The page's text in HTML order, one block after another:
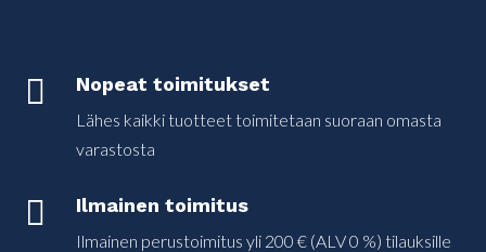
 Nopeat toimitukset
Lähes kaikki tuotteet toimitetaan suoraan omasta
varastosta
 Ilmainen toimitus
Ilmainen perustoimitus yli 200 € (ALV 0 %) tilauksille